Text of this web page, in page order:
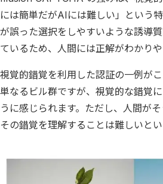
には簡単だがAIには難しい」という
が誤った選択をしやすいような誘導
ているため、人間には正解がわかりや
視覚的錯覚を利用した認証の一例が
単なるビル群ですが、視覚的な錯覚
うに感じられます。ただし、人間が
その錯覚を理解することは難しいとい